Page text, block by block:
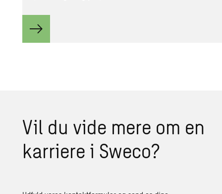
Vil du vide mere om en
karriere i Sweco?